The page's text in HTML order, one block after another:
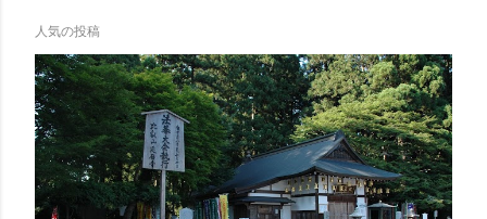
人気の投稿